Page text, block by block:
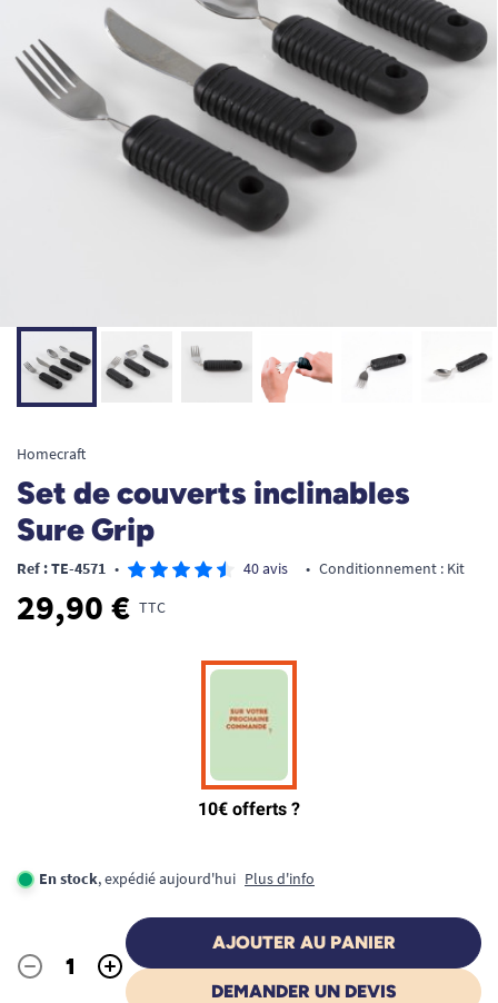
Homecraft
Set de couverts inclinables
Sure Grip
Ref : TE-4571 • 40 avis • Conditionnement : Kit
29,90 € TTC
En stock, expédié aujourd'hui Plus d'info
Quantité
- +
AJOUTER AU PANIER
DEMANDER UN DEVIS